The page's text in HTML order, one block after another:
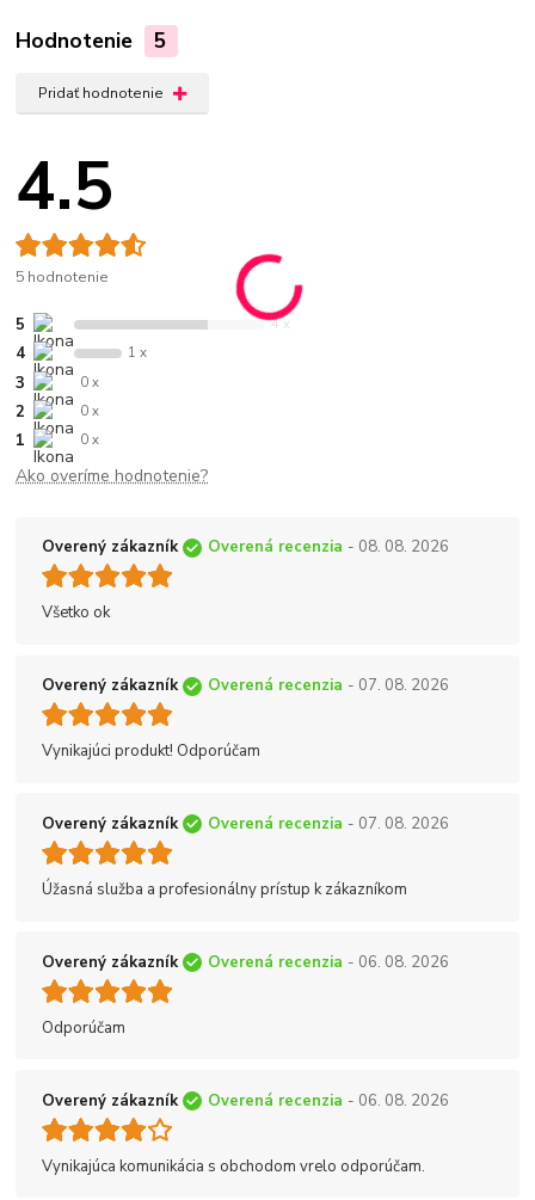
Hodnotenie 5
Pridať hodnotenie
4.5
5 hodnotenie
5 4 x
4 1 x
3 0 x
2 0 x
1 0 x
Ako overíme hodnotenie?
Overený zákazník Overená recenzia - 08. 08. 2026
Všetko ok
Overený zákazník Overená recenzia - 07. 08. 2026
Vynikajúci produkt! Odporúčam
Overený zákazník Overená recenzia - 07. 08. 2026
Úžasná služba a profesionálny prístup k zákazníkom
Overený zákazník Overená recenzia - 06. 08. 2026
Odporúčam
Overený zákazník Overená recenzia - 06. 08. 2026
Vynikajúca komunikácia s obchodom vrelo odporúčam.